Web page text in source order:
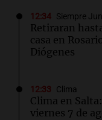
12:34 Siempre
Retiraran
casa en
Diógenes
12:33 Clima
Clima en
viernes 7 de